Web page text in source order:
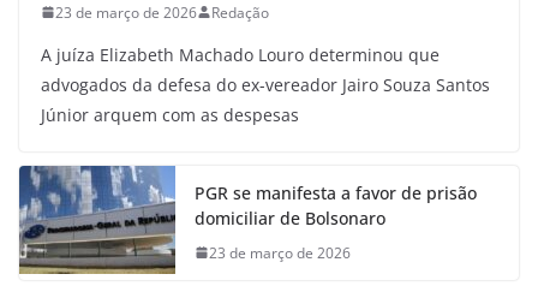
23 de março de 2026 Redação
A juíza Elizabeth Machado Louro determinou que
advogados da defesa do ex-vereador Jairo Souza Santos
Júnior arquem com as despesas
PGR se manifesta a favor de prisão
domiciliar de Bolsonaro
23 de março de 2026